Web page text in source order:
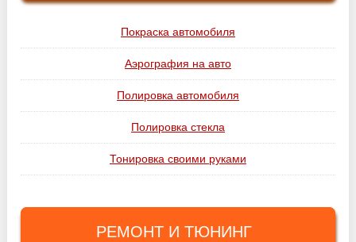
Покраска автомобиля
Аэрография на авто
Полировка автомобиля
Полировка стекла
Тонировка своими руками
РЕМОНТ И ТЮНИНГ